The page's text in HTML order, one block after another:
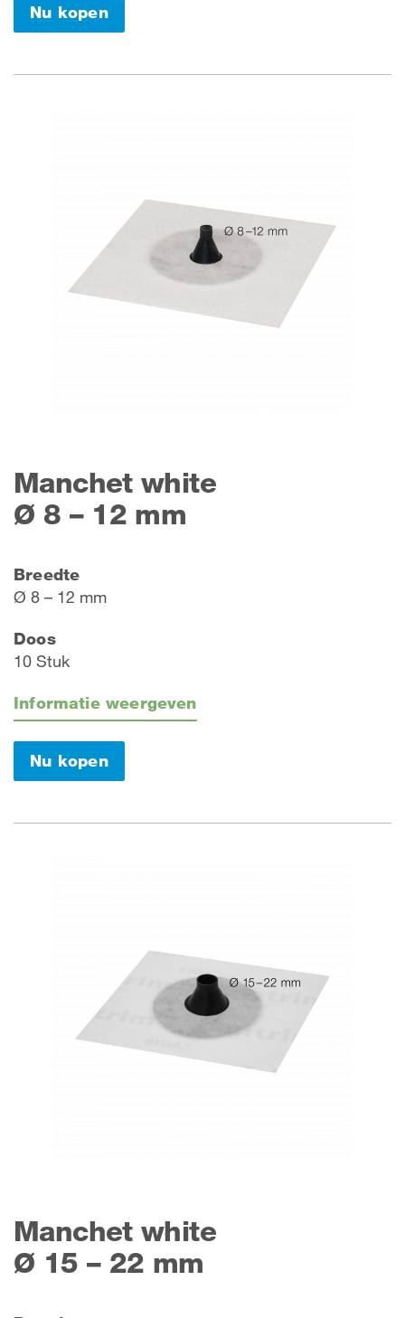
Nu kopen
Manchet white
Ø 8 – 12 mm
Breedte
Ø 8 – 12 mm
Doos
10 Stuk
Informatie weergeven
Nu kopen
Manchet white
Ø 15 – 22 mm